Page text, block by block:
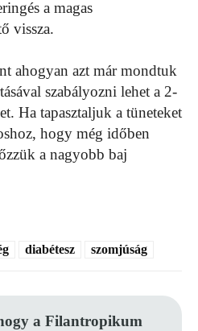
a magas
vissza.
ahogyan azt már mondtuk
szabályozni lehet a 2-
Ha tapasztaljuk a tüneteket
hogy még időben
a nagyobb baj
diabétesz szomjúság
a Filantropikum